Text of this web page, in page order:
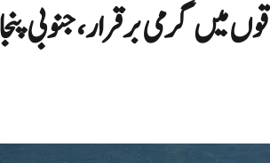
میں گرمی برقرار، جنوبی